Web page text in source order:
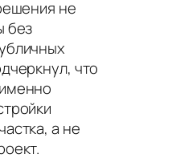
не
без
что
а не